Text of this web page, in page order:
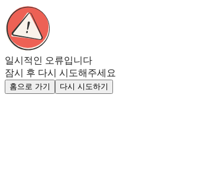
일시적인 오류입니다
잠시 후 다시 시도해주세요
홈으로 가기 다시 시도하기